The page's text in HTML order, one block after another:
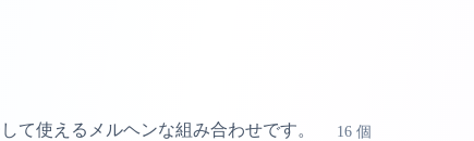
て使えるメルヘンな組み合わせです。 16 個